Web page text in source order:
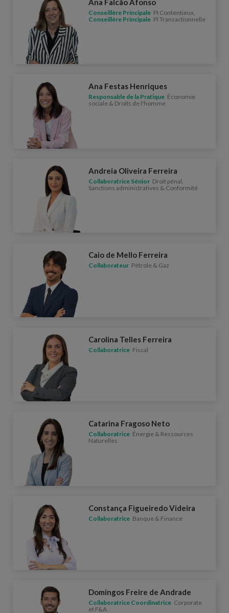
Ana Falcão Afonso
Conseillère Principale PI Contentieux,
Conseillère Principale PI Transactionnelle
Ana Festas Henriques
Responsable de la Pratique Économie
sociale & Droits de l'homme
Andreia Oliveira Ferreira
Collaboratrice Sénior Droit pénal,
Sanctions administratives & Conformité
Caio de Mello Ferreira
Collaborateur Pétrole & Gaz
Carolina Telles Ferreira
Collaboratrice Fiscal
Catarina Fragoso Neto
Collaboratrice Énergie & Ressources
Naturelles
Constança Figueiredo Videira
Collaboratrice Banque & Finance
Domingos Freire de Andrade
Collaboratrice Coordinatrice Corporate
et F&A